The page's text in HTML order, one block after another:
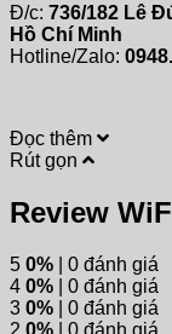
Đ/c: 736/182 Lê
Hồ Chí Minh
Hotline/Zalo:
Đọc thêm
Rút gọn
Review
5 0% | 0 đánh giá
4 0% | 0 đánh giá
3 0% | 0 đánh giá
2 0% | 0 đánh giá